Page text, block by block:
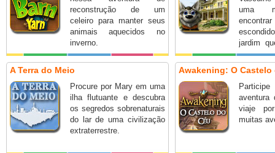
reconstrução de um
celeiro para manter seus
animais aquecidos no
inverno.
uma
jardim
glorioso!
A Terra do Meio
Procure por Mary em uma
ilha flutuante e descubra
os segredos sobrenaturais
do lar de uma civilização
extraterrestre.
Awakening: O Castelo
aventura
viaje
muitas